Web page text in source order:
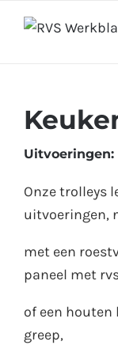
naar
Uitvoeringen:
Onze trolleys
uitvoeringen,
met een
paneel met
of een houten
greep,